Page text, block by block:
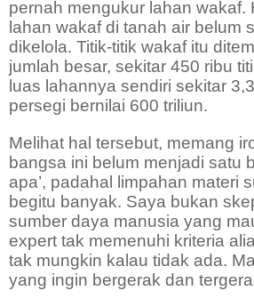
pernah mengukur lahan wakaf.
lahan wakaf di tanah air belum
dikelola. Titik-titik wakaf itu
jumlah besar, sekitar 450 ribu
luas lahannya sendiri sekitar
persegi bernilai 600 triliun.
Melihat hal tersebut, memang
bangsa ini belum menjadi satu
apa’, padahal limpahan materi
begitu banyak. Saya bukan
sumber daya manusia yang
expert tak memenuhi kriteria
tak mungkin kalau tidak ada.
yang ingin bergerak dan